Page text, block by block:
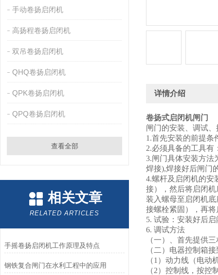
手动卷扬启闭机
高扬程卷扬启闭机
双吊卷扬启闭机
QHQ卷扬启闭机
QPK卷扬启闭机
QPQ卷扬启闭机
查看全部
相关文章
RELATED ARTICLES
手摇卷扬启闭机工作原理及特点
钢铁复合闸门在水利工程中的应用
详情介绍
卷扬式启闭机闸门
闸门的安装、调试、
1.首先安装的前提条
2.必须具备的工具有
3.闸门具体安装方法
焊接),焊接好后闸门
4.螺杆及启闭机的安
接），然后将启闭
装入螺母至启闭机
接螺栓紧固），再
5. 试验：安装好后
6. 调试方法
（一）、首先提供
（二）电器控制箱
（1）动力线（电动
（2）控制线，按控